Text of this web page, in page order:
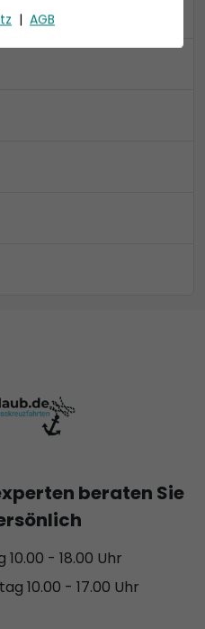
| AGB
beraten Sie
- 18.00 Uhr
10.00 - 17.00 Uhr